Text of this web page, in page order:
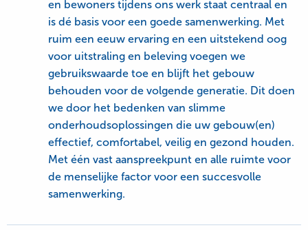
en bewoners tijdens ons werk staat centraal en
is dé basis voor een goede samenwerking. Met
ruim een eeuw ervaring en een uitstekend oog
voor uitstraling en beleving voegen we
gebruikswaarde toe en blijft het gebouw
behouden voor de volgende generatie. Dit doen
we door het bedenken van slimme
onderhoudsoplossingen die uw gebouw(en)
effectief, comfortabel, veilig en gezond houden.
Met één vast aanspreekpunt en alle ruimte voor
de menselijke factor voor een succesvolle
samenwerking.